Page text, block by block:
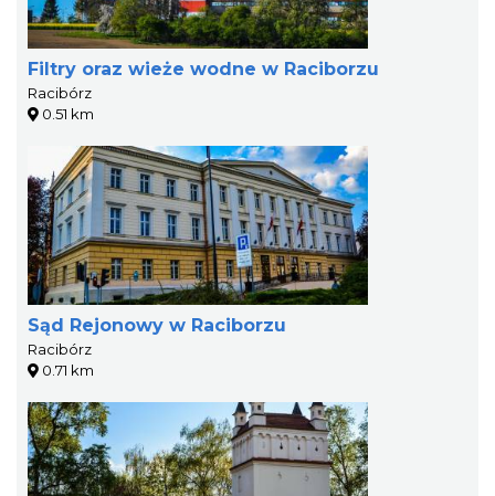
Filtry oraz wieże wodne w Raciborzu
Racibórz
0.51 km
Sąd Rejonowy w Raciborzu
Racibórz
0.71 km